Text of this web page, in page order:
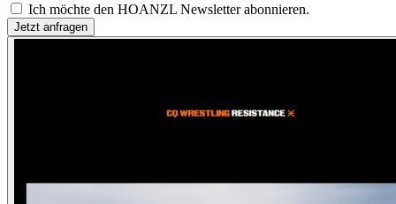
Ich möchte den HOANZL Newsletter abonnieren.